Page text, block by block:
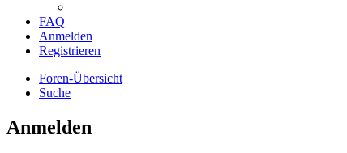
FAQ
Anmelden
Registrieren
Foren-Übersicht
Suche
Anmelden